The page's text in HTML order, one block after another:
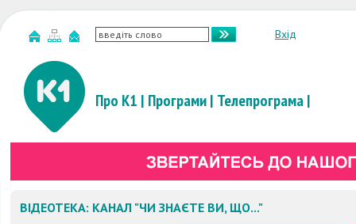
Вхід
Про К1 | Програми| Телепрограма|
ВІДЕОТЕКА: КАНАЛ "ЧИ ЗНАЄТЕ ВИ, ЩО..."